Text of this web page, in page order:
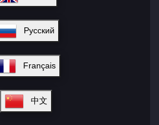
Русский
Français
中文